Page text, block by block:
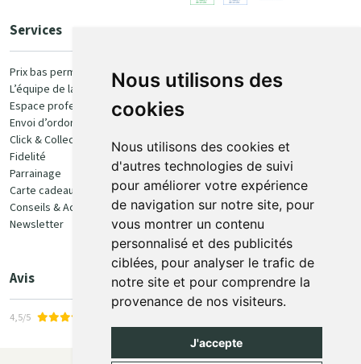
Nous utilisons des
cookies
Nous utilisons des cookies et
d'autres technologies de suivi
pour améliorer votre expérience
de navigation sur notre site, pour
vous montrer un contenu
personnalisé et des publicités
ciblées, pour analyser le trafic de
notre site et pour comprendre la
provenance de nos visiteurs.
J'accepte
Services
Prix bas permanent
L’équipe de la pharmacie
Espace professionnel
Envoi d’ordonnance
Click & Collect
Fidelité
Parrainage
Carte cadeau
Conseils & Actualités
Newsletter
Avis
4,5/5
100% sécurisé
Retrait et livraison
Retrait en Click & Collect
Livraison à domicile
Livraison en Point Relais